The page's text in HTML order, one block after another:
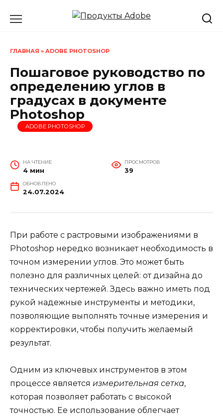
ГЛАВНАЯ » ADOBE PHOTOSHOP
Пошаговое руководство по
определению углов в
градусах в документе
Photoshop
ADOBE PHOTOSHOP
НА ЧТЕНИЕ
4 мин
ПРОСМОТРОВ
39
ОБНОВЛЕНО
24.07.2024
При работе с растровыми изображениями в
Photoshop нередко возникает необходимость в
точном измерении углов. Это может быть
полезно для различных целей: от дизайна до
технических чертежей. Здесь важно иметь под
рукой надежные инструменты и методики,
позволяющие выполнять точные измерения и
корректировки, чтобы получить желаемый
результат.
Одним из ключевых инструментов в этом
процессе является измерительная сетка,
которая позволяет работать с высокой
точностью. Ее использование облегчает